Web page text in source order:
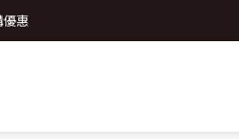
片(乙張) *生日卡/情人卡(2選1)
惠